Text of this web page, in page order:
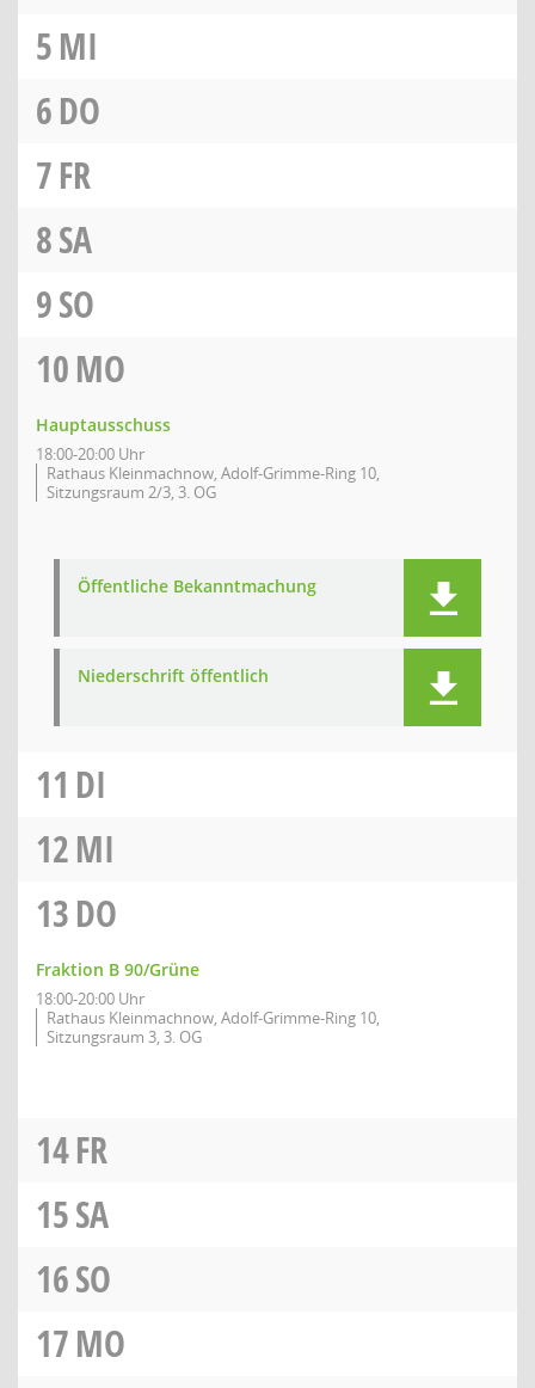
5MI
6DO
7FR
8SA
9SO
10MO
Hauptausschuss
18:00-20:00 Uhr
Rathaus Kleinmachnow, Adolf-Grimme-Ring 10,
Sitzungsraum 2/3, 3. OG
Öffentliche Bekanntmachung
Niederschrift öffentlich
11 DI
12MI
13DO
Fraktion B 90/Grüne
18:00-20:00 Uhr
Rathaus Kleinmachnow, Adolf-Grimme-Ring 10,
Sitzungsraum 3, 3. OG
14FR
15SA
16SO
17MO